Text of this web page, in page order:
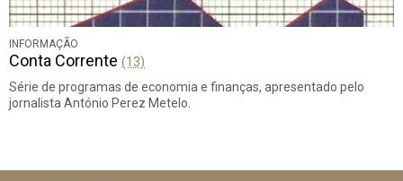
INFORMAÇÃO
Conta Corrente (13)
Série de programas de economia e finanças, apresentado pelo
jornalista António Perez Metelo.